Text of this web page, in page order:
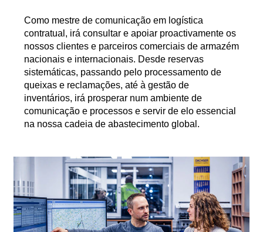
Como mestre de comunicação em logística
contratual, irá consultar e apoiar proactivamente os
nossos clientes e parceiros comerciais de armazém
nacionais e internacionais. Desde reservas
sistemáticas, passando pelo processamento de
queixas e reclamações, até à gestão de
inventários, irá prosperar num ambiente de
comunicação e processos e servir de elo essencial
na nossa cadeia de abastecimento global.